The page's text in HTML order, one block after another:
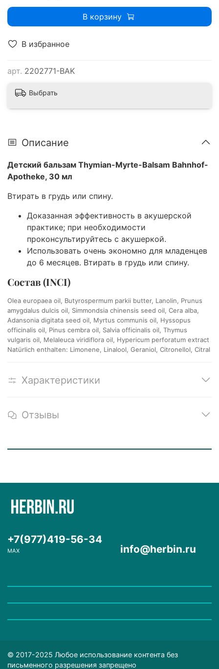
В избранное
арт. 2202771-BAK
В корзину
Выбрать
Описание
Детский бальзам Thymian-Myrte-Balsam Bahnhof-
Apotheke, 30 мл
Втирать в грудь или спину.
Доказанная эффективность в акушерской
практике; при необходимости
проконсультируйтесь с акушеркой.
Использовать очень экономно для младенцев
до 6 месяцев. Втирать в грудь или спину.
Состав (INCI)
Olea europaea oil, Butyrospermum parkii butter, Lanolin, Prunus
amygdalus dulcis oil, Simmondsia chinensis seed oil, Cera alba,
Adansonia digitata seed oil, Myrtus communis oil, Hyssopus
officinalis oil, Pinus cembra oil, Salvia officinalis oil, Thymus
vulgaris oil, Melaleuca viridiflora oil, Hypericum perforatum extract
Natürlich enthalten: Limonene, Linalool, Geraniol, Citronellol, Citral
Характеристики
Отзывы
+7(977)419-56-34
MAX info@herbin.ru
© 2017-2025 Любое использование контента без
письменного разрешения запрещено